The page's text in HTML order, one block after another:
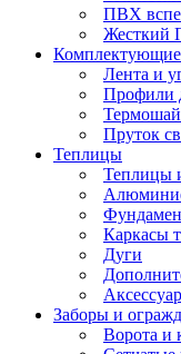
ПВХ
Жесткий
Лента и
Профили
Пруток
Теплицы
Теплицы
Каркасы
Дуги
Заборы и
Ворота и